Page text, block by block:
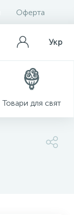
Оферта
Укр
Товари для свят